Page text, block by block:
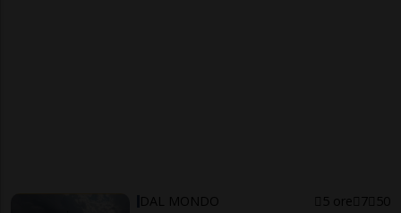
DAL MONDO 5 ore 7 50